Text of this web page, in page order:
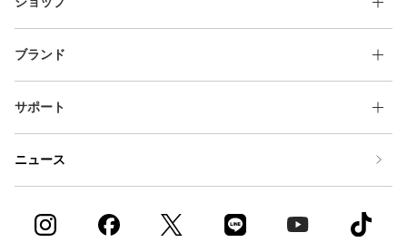
ブランド
サポート
ニュース